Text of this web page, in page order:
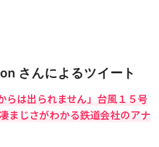
さんによるツイート
らは出られません」台風１５号
まじさがわかる鉄道会社のアナ